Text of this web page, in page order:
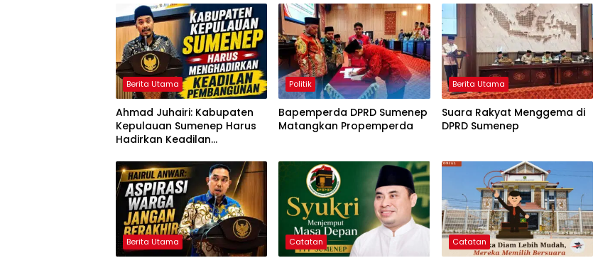
Berita Utama
Ahmad Juhairi: Kabupaten
Kepulauan Sumenep Harus
Hadirkan Keadilan
Sekadar Ganti Nama
Politik
Bapemperda DPRD Sumenep
Matangkan Propemperda
Berita Utama
Suara Rakyat Menggema di
DPRD Sumenep
Berita Utama Catatan Catatan